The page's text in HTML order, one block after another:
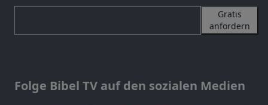
Gratis
anfordern
Folge Bibel TV auf den sozialen Medien